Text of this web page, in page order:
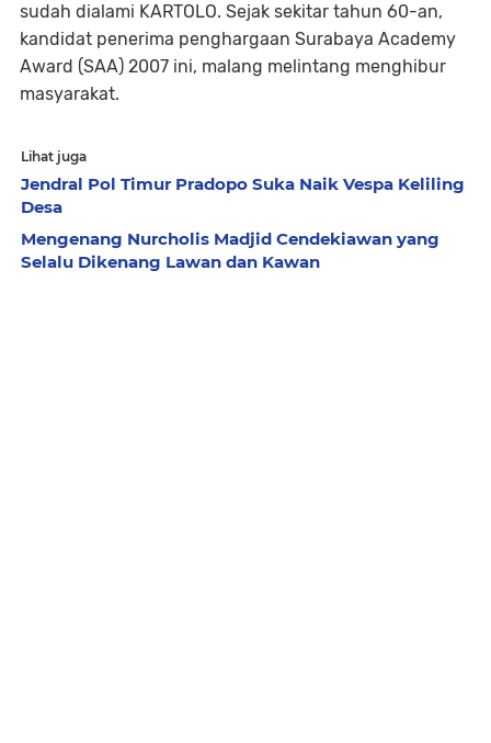
sudah dialami KARTOLO. Sejak sekitar tahun 60-an,
kandidat penerima penghargaan Surabaya Academy
Award (SAA) 2007 ini, malang melintang menghibur
masyarakat.
Lihat juga
Jendral Pol Timur Pradopo Suka Naik Vespa Keliling
Desa
Mengenang Nurcholis Madjid Cendekiawan yang
Selalu Dikenang Lawan dan Kawan